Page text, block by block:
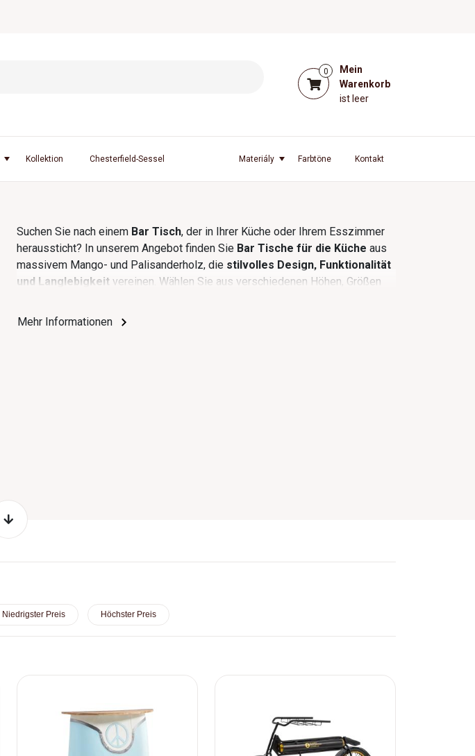
0
Mein
Warenkorb
ist leer
Kollektion Chesterfield-Sessel Kontakt
Farbtöne
Materiály
Suchen Sie nach einem Bar Tisch, der in Ihrer Küche oder Ihrem Esszimmer
heraussticht? In unserem Angebot finden Sie Bar Tische für die Küche aus
massivem Mango- und Palisanderholz, die stilvolles Design, Funktionalität
und Langlebigkeit vereinen. Wählen Sie aus verschiedenen Höhen, Größen
Mehr Informationen
Niedrigster Preis Höchster Preis